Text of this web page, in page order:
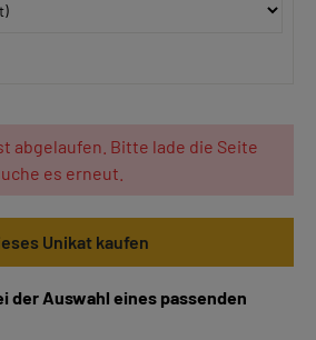
abgelaufen. Bitte lade die Seite
es erneut.
Unikat kaufen
der Auswahl eines passenden